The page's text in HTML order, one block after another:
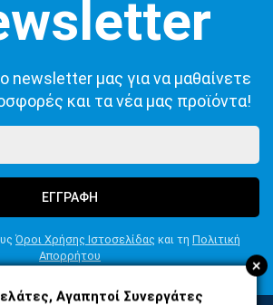
+
Αγαπητοί Συνεργάτες
newsletter μας για να μαθαίνετε
και τα νέα μας προϊόντα!
ΕΓΓΡΑΦΗ
Όροι Χρήσης Ιστοσελίδας και τη Πολιτική
Απορρήτου